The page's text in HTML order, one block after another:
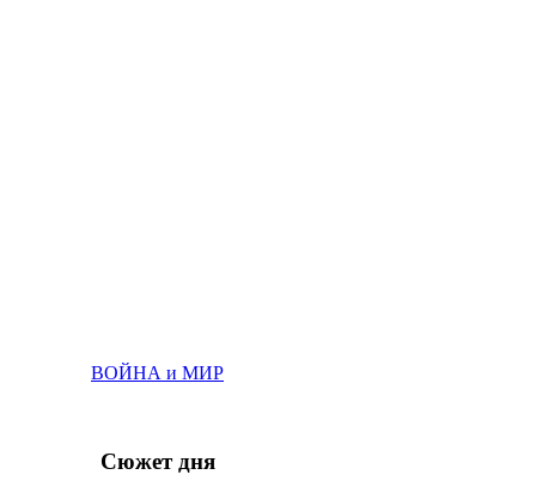
ВОЙНА и МИР
Сюжет дня